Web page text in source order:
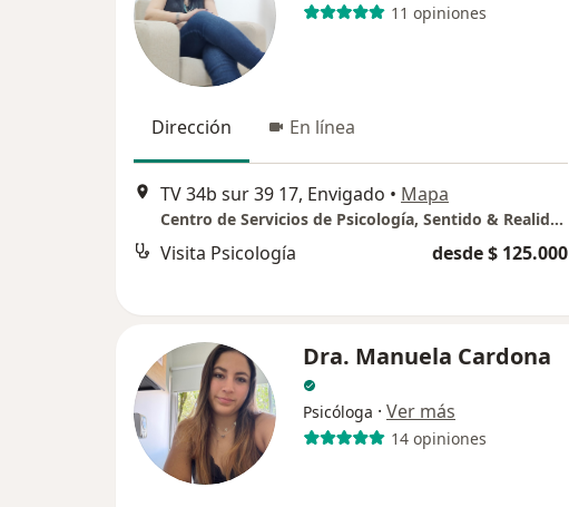
11 opiniones
Dirección En línea
TV 34b sur 39 17, Envigado • Mapa
Centro de Servicios de Psicología, Sentido & Realidad
Visita Psicología desde $ 125.000
Dra. Manuela Cardona
Psicóloga · Ver más
14 opiniones